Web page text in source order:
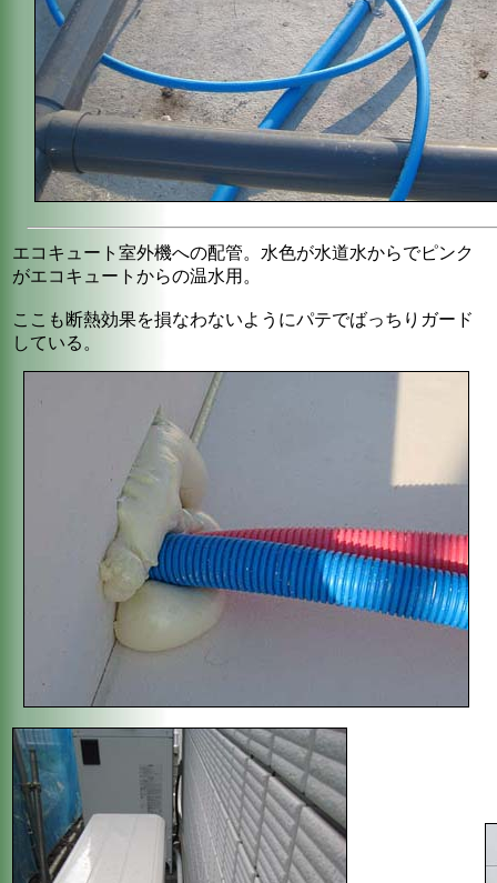
エコキュート室外機への配管。水色が水道水からでピンク
がエコキュートからの温水用。
ここも断熱効果を損なわないようにパテでばっちりガード
している。